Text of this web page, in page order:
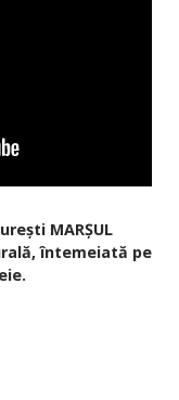
MARȘUL
întemeiată pe